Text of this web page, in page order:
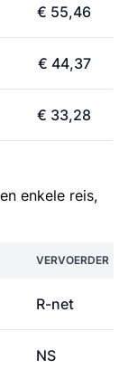
€ 55,46
€ 44,37
€ 33,28
enkele reis,
VERVOERDER
R-net
NS